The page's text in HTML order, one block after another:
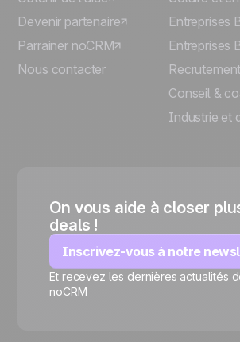
Devenir partenaire
Parrainer noCRM
Nous contacter
Entreprises
Entreprises
Recrutement
Conseil &
Industrie et
On vous aide à closer
deals !
Inscrivez-vous à notre
Et recevez les dernières actualités
noCRM